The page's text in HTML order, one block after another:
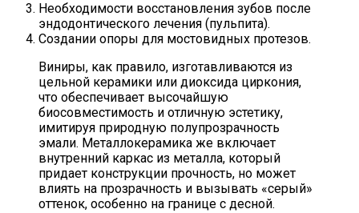
Необходимости восстановления зубов после
эндодонтического лечения (пульпита).
Создании опоры для мостовидных протезов.
Виниры, как правило, изготавливаются из
цельной керамики или диоксида циркония,
что обеспечивает высочайшую
биосовместимость и отличную эстетику,
имитируя природную полупрозрачность
эмали. Металлокерамика же включает
внутренний каркас из металла, который
придает конструкции прочность, но может
влиять на прозрачность и вызывать «серый»
оттенок, особенно на границе с десной.